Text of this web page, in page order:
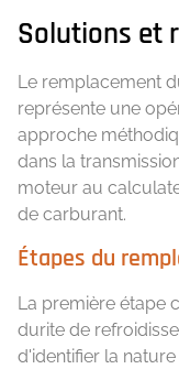
Solutions et
Le remplacement
représente une
approche
dans la
moteur au
de carburant.
Étapes du
La première étape
durite de
d'identifier la